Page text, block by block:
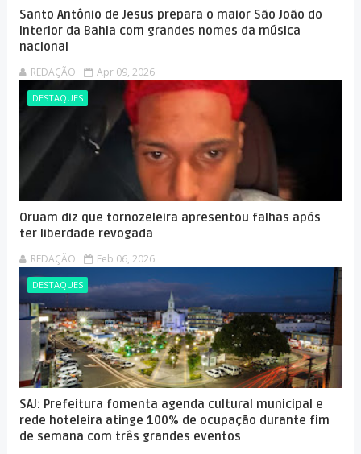
Santo Antônio de Jesus prepara o maior São João do
interior da Bahia com grandes nomes da música
nacional
REDAÇÃO Apr 09, 2026
DESTAQUES
Oruam diz que tornozeleira apresentou falhas após
ter liberdade revogada
REDAÇÃO Feb 06, 2026
DESTAQUES
SAJ: Prefeitura fomenta agenda cultural municipal e
rede hoteleira atinge 100% de ocupação durante fim
de semana com três grandes eventos